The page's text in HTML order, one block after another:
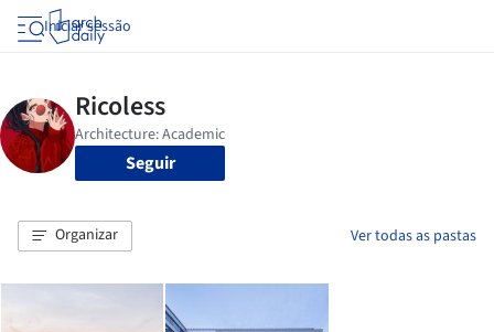
Iniciar sessão
Seguir
Organizar Ver todas as pastas